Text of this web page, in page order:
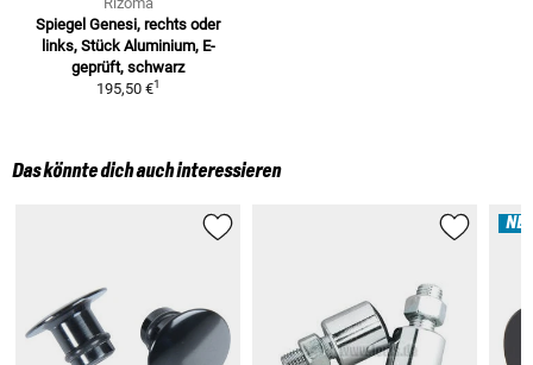
Spiegel Genesi, rechts oder
links, Stück Aluminium, E-
geprüft, schwarz
195,50 €1
Das könnte dich auch interessieren